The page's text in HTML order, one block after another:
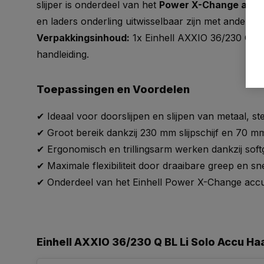
slijper is onderdeel van het Power X-Change
en laders onderling uitwisselbaar zijn met andere
Verpakkingsinhoud: 1x Einhell AXXIO 36/230 Q
handleiding.
Toepassingen en Voordelen
✔ Ideaal voor doorslijpen en slijpen van metaal,
✔ Groot bereik dankzij 230 mm slijpschijf en 70
✔ Ergonomisch en trillingsarm werken dankzij
✔ Maximale flexibiliteit door draaibare greep en
✔ Onderdeel van het Einhell Power X-Change
Einhell AXXIO 36/230 Q BL Li Solo Accu